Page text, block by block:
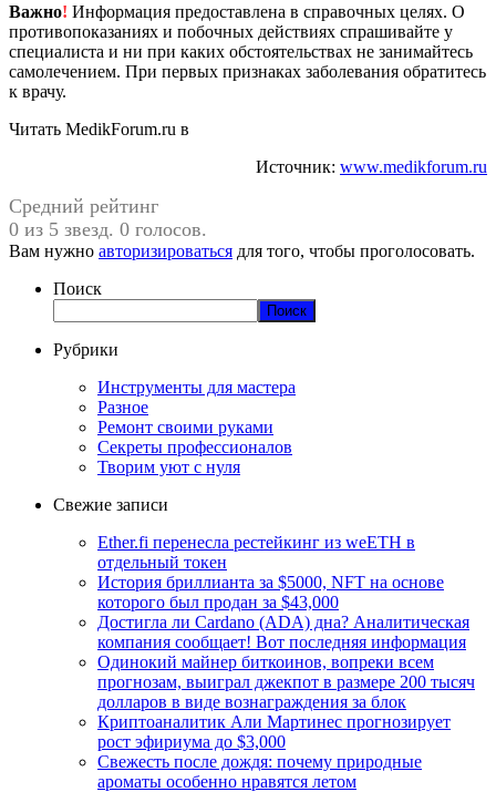
Важно! Информация предоставлена в справочных целях. О
противопоказаниях и побочных действиях спрашивайте у
специалиста и ни при каких обстоятельствах не занимайтесь
самолечением. При первых признаках заболевания обратитесь
к врачу.
Читать MedikForum.ru в
Источник: www.medikforum.ru
Средний рейтинг
0 из 5 звезд. 0 голосов.
Вам нужно авторизироваться для того, чтобы проголосовать.
Поиск
Поиск
Рубрики
Инструменты для мастера
Разное
Ремонт своими руками
Секреты профессионалов
Творим уют с нуля
Свежие записи
Ether.fi перенесла рестейкинг из weETH в
отдельный токен
История бриллианта за $5000, NFT на основе
которого был продан за $43,000
Достигла ли Cardano (ADA) дна? Аналитическая
компания сообщает! Вот последняя информация
Одинокий майнер биткоинов, вопреки всем
прогнозам, выиграл джекпот в размере 200 тысяч
долларов в виде вознаграждения за блок
Криптоаналитик Али Мартинес прогнозирует
рост эфириума до $3,000
Свежесть после дождя: почему природные
ароматы особенно нравятся летом